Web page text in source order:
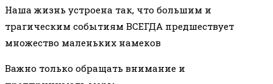
Наша жизнь устроена так, что большим и
трагическим событиям ВСЕГДА предшествует
множество маленьких намеков
Важно только обращать внимание и